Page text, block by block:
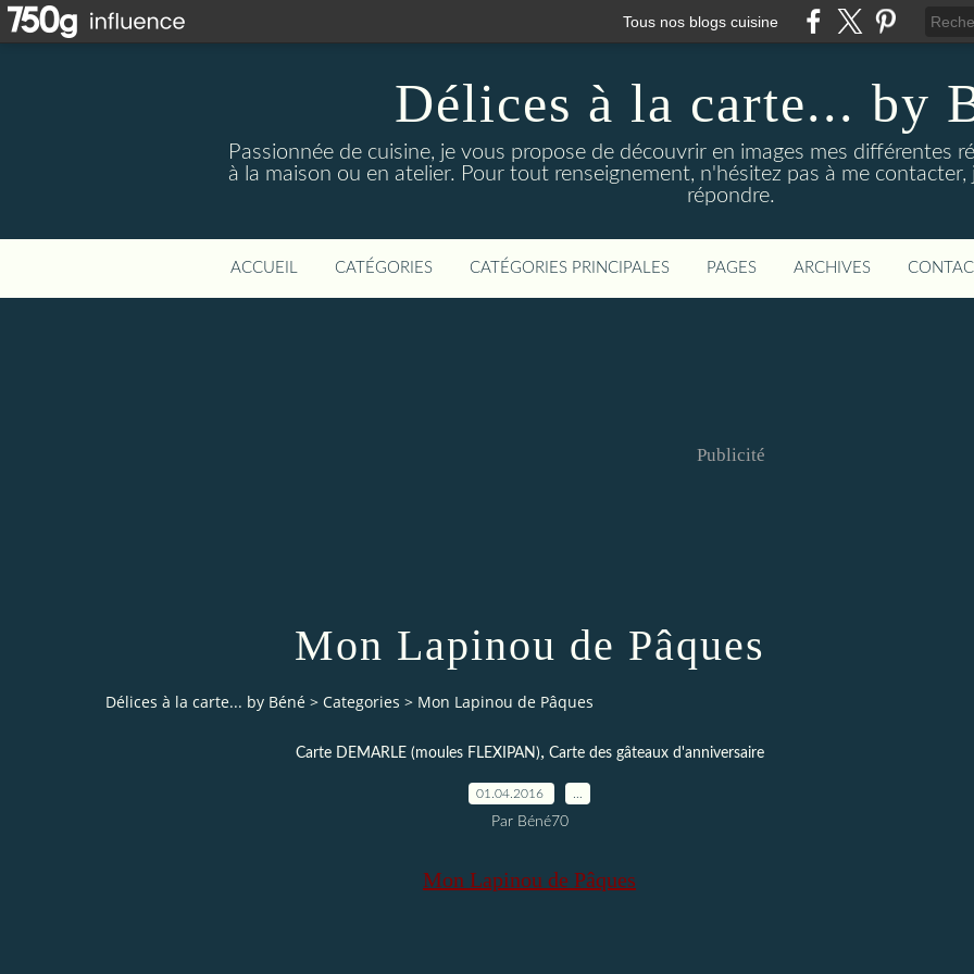
Tous nos blogs cuisine
Délices à la carte... by
Passionnée de cuisine, je vous propose de découvrir en images mes différentes
à la maison ou en atelier. Pour tout renseignement, n'hésitez pas à me
répondre.
ACCUEIL CATÉGORIES CATÉGORIES PRINCIPALES PAGES ARCHIVES
Publicité
Mon Lapinou de Pâques
Délices à la carte... by Béné > Categories > Mon Lapinou de Pâques
Carte DEMARLE (moules FLEXIPAN), Carte des gâteaux d'anniversaire
01.04.2016
Par Béné70
Mon Lapinou de Pâques